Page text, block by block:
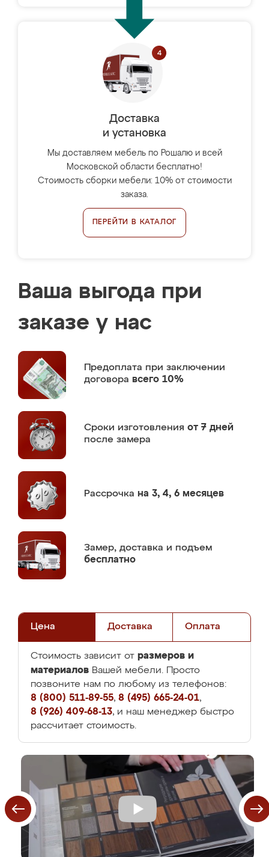
Доставка
и установка
Мы доставляем мебель по Рошалю и всей
Московской области бесплатно!
Стоимость сборки мебели: 10% от стоимости
заказа.
ПЕРЕЙТИ В КАТАЛОГ
Ваша выгода при
заказе у нас
Предоплата при заключении
договора всего 10%
Сроки изготовления от 7 дней
после замера
Рассрочка на 3, 4, 6 месяцев
Замер, доставка и подъем
бесплатно
Цена Доставка Оплата
Стоимость зависит от размеров и
материалов Вашей мебели. Просто
позвоните нам по любому из телефонов:
8 (800) 511-89-55, 8 (495) 665-24-01,
8 (926) 409-68-13, и наш менеджер быстро
рассчитает стоимость.